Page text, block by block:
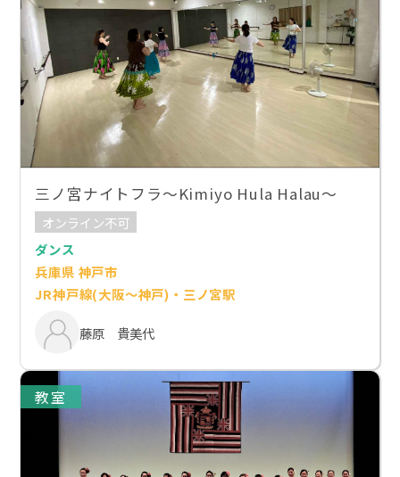
三ノ宮ナイトフラ～Kimiyo Hula Halau～
オンライン不可
ダンス
兵庫県 神戸市
JR神戸線(大阪～神戸)・三ノ宮駅
藤原 貴美代
教室